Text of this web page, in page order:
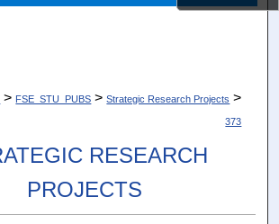
> FSE_STU_PUBS > Strategic Research Projects >
373
RESEARCH
PROJECTS